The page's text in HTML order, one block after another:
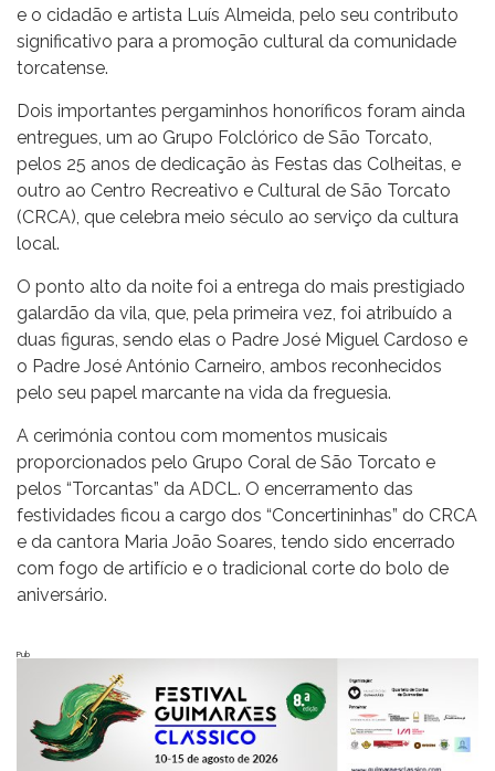
e o cidadão e artista Luís Almeida, pelo seu contributo
significativo para a promoção cultural da comunidade
torcatense.
Dois importantes pergaminhos honoríficos foram ainda
entregues, um ao Grupo Folclórico de São Torcato,
pelos 25 anos de dedicação às Festas das Colheitas, e
outro ao Centro Recreativo e Cultural de São Torcato
(CRCA), que celebra meio século ao serviço da cultura
local.
O ponto alto da noite foi a entrega do mais prestigiado
galardão da vila, que, pela primeira vez, foi atribuído a
duas figuras, sendo elas o Padre José Miguel Cardoso e
o Padre José António Carneiro, ambos reconhecidos
pelo seu papel marcante na vida da freguesia.
A cerimónia contou com momentos musicais
proporcionados pelo Grupo Coral de São Torcato e
pelos “Torcantas” da ADCL. O encerramento das
festividades ficou a cargo dos “Concertininhas” do CRCA
e da cantora Maria João Soares, tendo sido encerrado
com fogo de artifício e o tradicional corte do bolo de
aniversário.
Pub